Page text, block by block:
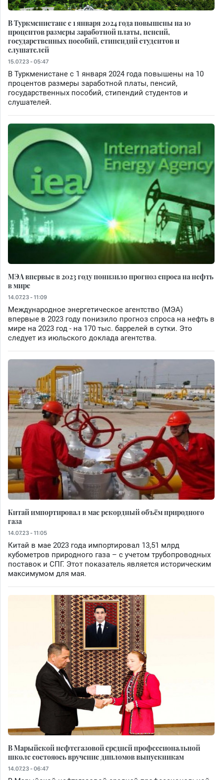
В Туркменистане с 1 января 2024 года повышены на 10
процентов размеры заработной платы, пенсий,
государственных пособий, стипендий студентов и
слушателей
15.07.23 - 05:47
В Туркменистане с 1 января 2024 года повышены на 10
процентов размеры заработной платы, пенсий,
государственных пособий, стипендий студентов и
слушателей.
МЭА впервые в 2023 году понизило прогноз спроса на нефть
в мире
14.07.23 - 11:09
Международное энергетическое агентство (МЭА)
впервые в 2023 году понизило прогноз спроса на нефть в
мире на 2023 год - на 170 тыс. баррелей в сутки. Это
следует из июльского доклада агентства.
Китай импортировал в мае рекордный объём природного
газа
14.07.23 - 11:05
Китай в мае 2023 года импортировал 13,51 млрд
кубометров природного газа – с учетом трубопроводных
поставок и СПГ. Этот показатель является историческим
максимумом для мая.
В Марыйской нефтегазовой средней профессиональной
школе состояось вручение дипломов выпускникам
14.07.23 - 06:47